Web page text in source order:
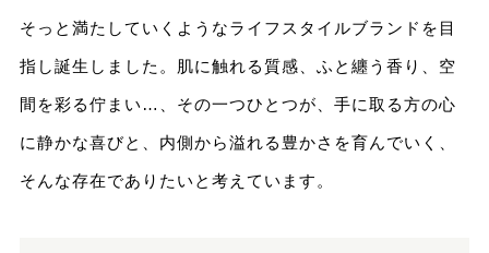
そっと満たしていくようなライフスタイルブランドを目
指し誕生しました。肌に触れる質感、ふと纏う香り、空
間を彩る佇まい…、その一つひとつが、手に取る方の心
に静かな喜びと、内側から溢れる豊かさを育んでいく、
そんな存在でありたいと考えています。